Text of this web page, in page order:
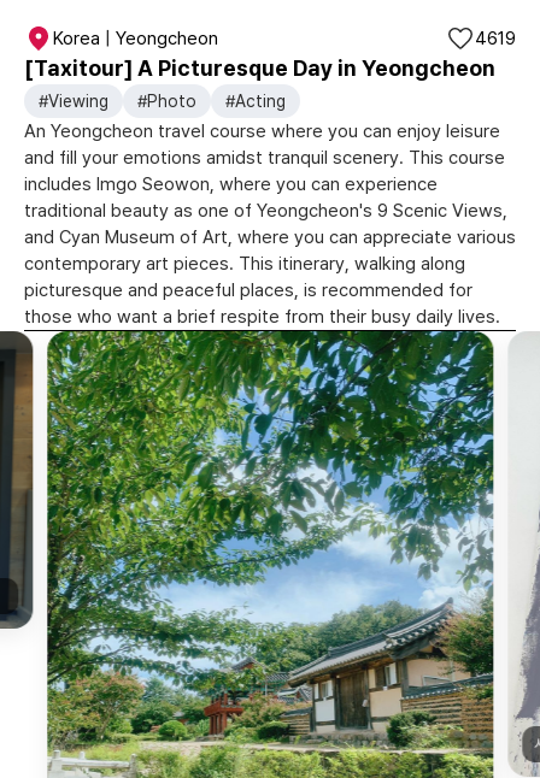
Korea | Yeongcheon
[Taxitour] A Picturesque Day in Yeongcheon
4619
#Viewing #Photo #Acting
An Yeongcheon travel course where you can enjoy leisure
and fill your emotions amidst tranquil scenery. This course
includes Imgo Seowon, where you can experience
traditional beauty as one of Yeongcheon's 9 Scenic Views,
and Cyan Museum of Art, where you can appreciate various
contemporary art pieces. This itinerary, walking along
picturesque and peaceful places, is recommended for
those who want a brief respite from their busy daily lives.